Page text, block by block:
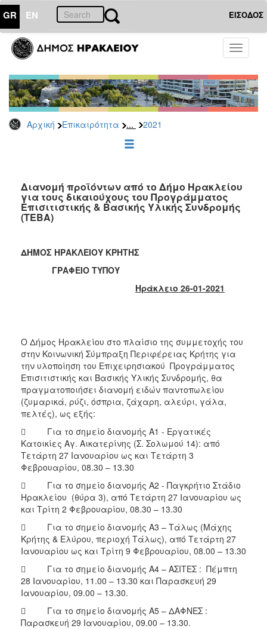
GR EN ΕΙΣΟΔΟΣ
Toggle
Αρχική Επικαιρότητα ... 2021
ΕΠΙΚΑΙΡΟΤΗΤΑ
Τύπου
Αρχείο
2026
2025
2022
2021
2020
2018
2017
2012
2011
2010
2006
ΔΗΜΟΤΗΣ
ΕΠΙΣΚΕΠΤΗΣ
ΗΡΑΚΛΕΙΟ
Διανομή προϊόντων από το Δήμο Ηρακλείου
για τους δικαιούχους του Προγράμματος
Επισιτιστικής & Βασικής Υλικής Συνδρομής
(ΤΕΒΑ)
ΔΗΜΟΣ ΗΡΑΚΛΕΙΟΥ ΚΡΗΤΗΣ
ΓΡΑΦΕΙΟ ΤΥΠΟΥ
Ηράκλειο 26-01-2021
Ο Δήμος Ηρακλείου στο πλαίσιο της συμμετοχής του
στην Κοινωνική Σύμπραξη Περιφέρειας Κρήτης για
την υλοποίηση του Επιχειρησιακού Προγράμματος
Επισιτιστικής και Βασικής Υλικής Συνδρομής, θα
πραγματοποιήσει διανομή ειδών παντοπωλείου
(ζυμαρικά, ρύζι, όσπρια, ζάχαρη, αλεύρι, γάλα,
πελτές), ως εξής:
 Για το σημείο διανομής Α1 - Εργατικές
Κατοικίες Αγ. Αικατερίνης (Σ. Σολωμού 14): από
Τετάρτη 27 Ιανουαρίου ως και Τετάρτη 3
Φεβρουαρίου, 08.30 – 13.30
 Για το σημείο διανομής Α2 - Παγκρήτιο Στάδιο
Ηρακλείου (θύρα 3), από Τετάρτη 27 Ιανουαρίου ως
και Τρίτη 2 Φεβρουαρίου, 08.30 – 13.30
 Για το σημείο διανομής Α3 – Τάλως (Μάχης
Κρήτης & Ελύρου, περιοχή Τάλως), από Τετάρτη 27
Ιανουαρίου ως και Τρίτη 9 Φεβρουαρίου, 08.00 – 13.30
 Για το σημείο διανομής Α4 – ΑΣΙΤΕΣ : Πέμπτη
28 Ιανουαρίου, 11.00 – 13.30 και Παρασκευή 29
Ιανουαρίου, 09.00 – 13.30.
 Για το σημείο διανομής Α5 – ΔΑΦΝΕΣ :
Παρασκευή 29 Ιανουαρίου, 09.00 – 13.30.